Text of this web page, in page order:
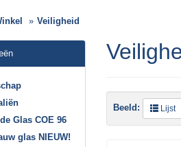
Veiligheid
Beeld: Lijst
Glas COE 96
glas NIEUW!